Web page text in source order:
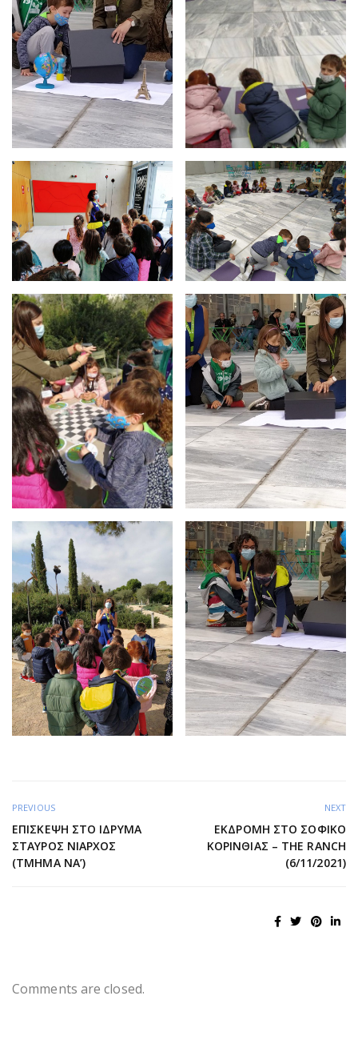
PREVIOUS
ΕΠΊΣΚΕΨΗ ΣΤΟ ΊΔΡΥΜΑ
ΣΤΑΎΡΟΣ ΝΙΆΡΧΟΣ
(ΤΜΉΜΑ ΝΑ’)
NEXT
ΕΚΔΡΟΜΉ ΣΤΟ ΣΟΦΙΚΌ
ΚΟΡΙΝΘΊΑΣ – THE RANCH
(6/11/2021)
Comments are closed.